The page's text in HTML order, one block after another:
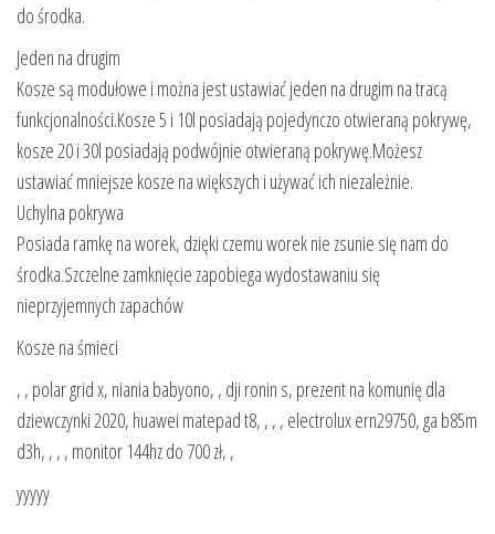
do środka.
Jeden na drugim
Kosze są modułowe i można jest ustawiać jeden na drugim na tracą
funkcjonalności.Kosze 5 i 10l posiadają pojedynczo otwieraną pokrywę,
kosze 20 i 30l posiadają podwójnie otwieraną pokrywę.Możesz
ustawiać mniejsze kosze na większych i używać ich niezależnie.
Uchylna pokrywa
Posiada ramkę na worek, dzięki czemu worek nie zsunie się nam do
środka.Szczelne zamknięcie zapobiega wydostawaniu się
nieprzyjemnych zapachów
Kosze na śmieci
, , polar grid x, niania babyono, , dji ronin s, prezent na komunię dla
dziewczynki 2020, huawei matepad t8, , , , electrolux ern29750, ga b85m
d3h, , , , monitor 144hz do 700 zł, ,
yyyyy